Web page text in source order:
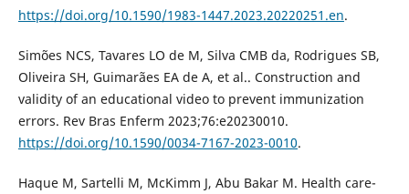
https://doi.org/10.1590/1983-1447.2023.20220251.en.
Simões NCS, Tavares LO de M, Silva CMB da, Rodrigues SB,
Oliveira SH, Guimarães EA de A, et al.. Construction and
validity of an educational video to prevent immunization
errors. Rev Bras Enferm 2023;76:e20230010.
https://doi.org/10.1590/0034-7167-2023-0010.
Haque M, Sartelli M, McKimm J, Abu Bakar M. Health care-